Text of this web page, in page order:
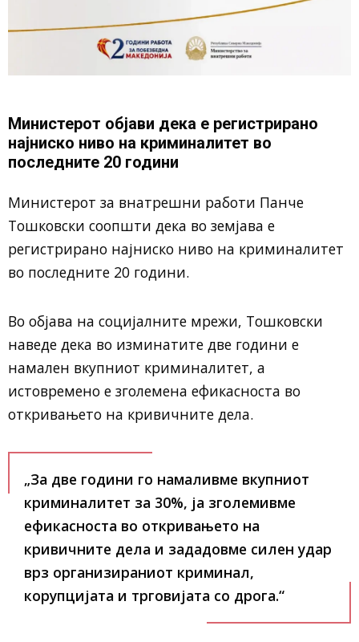
Министерот објави дека е регистрирано
најниско ниво на криминалитет во
последните 20 години
Министерот за внатрешни работи Панче
Тошковски соопшти дека во земјава е
регистрирано најниско ниво на криминалитет
во последните 20 години.
Во објава на социјалните мрежи, Тошковски
наведе дека во изминатите две години е
намален вкупниот криминалитет, а
истовремено е зголемена ефикасноста во
откривањето на кривичните дела.
„За две години го намаливме вкупниот
криминалитет за 30%, ја зголемивме
ефикасноста во откривањето на
кривичните дела и зададовме силен удар
врз организираниот криминал,
корупцијата и трговијата со дрога.“